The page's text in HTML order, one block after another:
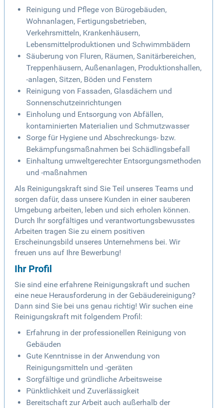
Reinigung und Pflege von Bürogebäuden,
Wohnanlagen, Fertigungsbetrieben,
Verkehrsmitteln, Krankenhäusern,
Lebensmittelproduktionen und Schwimmbädern
Säuberung von Fluren, Räumen, Sanitärbereichen,
Treppenhäusern, Außenanlagen, Produktionshallen,
-anlagen, Sitzen, Böden und Fenstern
Reinigung von Fassaden, Glasdächern und
Sonnenschutzeinrichtungen
Einholung und Entsorgung von Abfällen,
kontaminierten Materialien und Schmutzwasser
Sorge für Hygiene und Abschreckungs- bzw.
Bekämpfungsmaßnahmen bei Schädlingsbefall
Einhaltung umweltgerechter Entsorgungsmethoden
und -maßnahmen
Als Reinigungskraft sind Sie Teil unseres Teams und
sorgen dafür, dass unsere Kunden in einer sauberen
Umgebung arbeiten, leben und sich erholen können.
Durch Ihr sorgfältiges und verantwortungsbewusstes
Arbeiten tragen Sie zu einem positiven
Erscheinungsbild unseres Unternehmens bei. Wir
freuen uns auf Ihre Bewerbung!
Ihr Profil
Sie sind eine erfahrene Reinigungskraft und suchen
eine neue Herausforderung in der Gebäudereinigung?
Dann sind Sie bei uns genau richtig! Wir suchen eine
Reinigungskraft mit folgendem Profil:
Erfahrung in der professionellen Reinigung von
Gebäuden
Gute Kenntnisse in der Anwendung von
Reinigungsmitteln und -geräten
Sorgfältige und gründliche Arbeitsweise
Pünktlichkeit und Zuverlässigkeit
Bereitschaft zur Arbeit auch außerhalb der